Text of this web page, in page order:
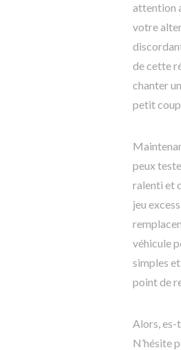
attention
votre
de cette
chanter
petit coup
peux
ralenti et
jeu
véhicule
simples
point de
Alors, es-
N’hésite